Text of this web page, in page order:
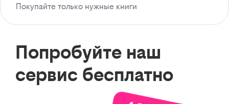
Покупайте только нужные книги
Попробуйте наш
сервис бесплатно